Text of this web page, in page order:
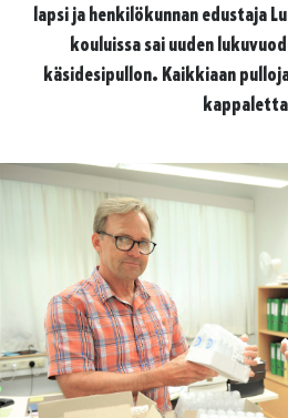
lapsi ja henkilökunnan edustaja
kouluissa sai uuden
käsidesipullon. Kaikkiaan